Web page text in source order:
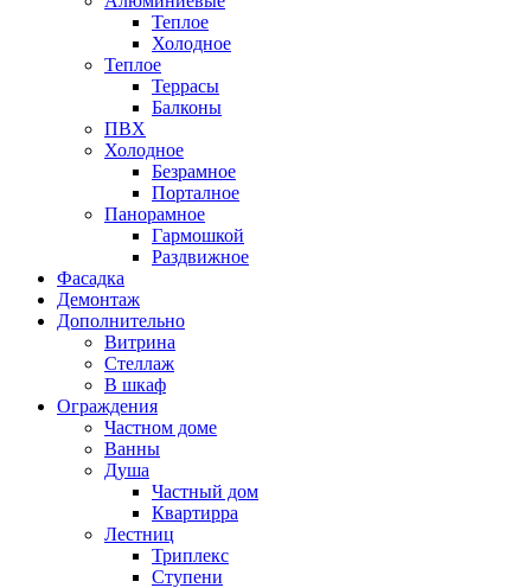
Теплое
Холодное
Теплое
Террасы
Балконы
ПВХ
Холодное
Безрамное
Порталное
Панорамное
Гармошкой
Раздвижное
Фасадка
Демонтаж
Дополнительно
Витрина
Стеллаж
В шкаф
Ограждения
Частном доме
Ванны
Душа
Частный дом
Квартирра
Лестниц
Триплекс
Ступени